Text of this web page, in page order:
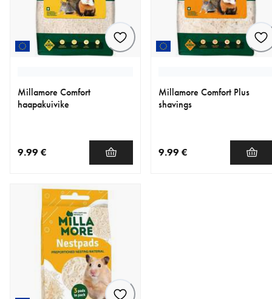
Millamore Comfort
haapakuivike
9.99 €
Millamore Comfort Plus
shavings
9.99 €